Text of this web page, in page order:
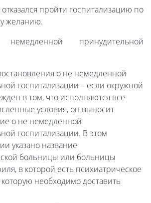
отказался пройти госпитализацию по
желанию.
принудительной
о не немедленной
госпитализации – если окружной
в том, что исполняются все
условия, он выносит
о не немедленной
госпитализации. В этом
указано название
больницы или больницы
в которой есть психиатрическое
необходимо доставить